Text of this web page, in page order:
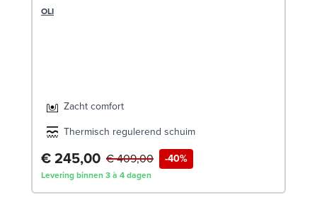
OLI
Zacht comfort
Thermisch regulerend schuim
€ 245,00 -40%
€ 409,00
Levering binnen 3 à 4 dagen